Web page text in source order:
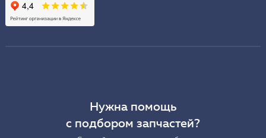
Нужна помощь
с подбором запчастей?